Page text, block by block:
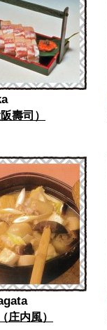
壽司）
庄内風）